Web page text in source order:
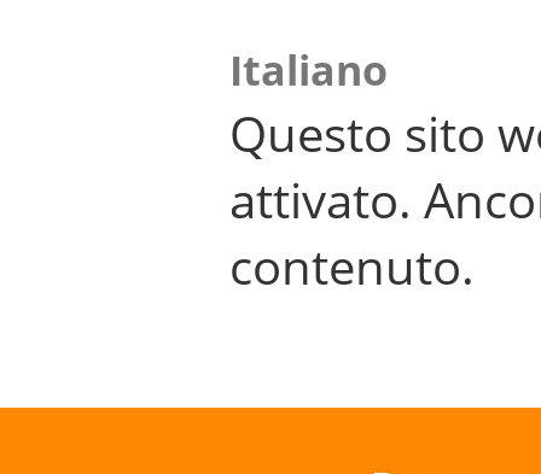
Italiano
Questo sito
attivato.
contenuto.